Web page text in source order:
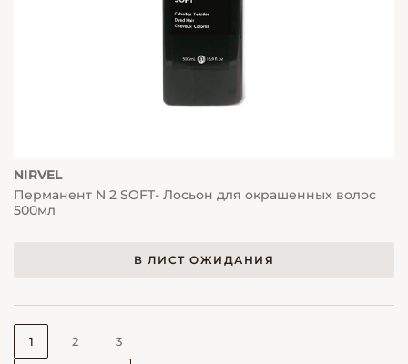
NIRVEL
Перманент N 2 SOFT- Лосьон для окрашенных волос
500мл
В ЛИСТ ОЖИДАНИЯ
1 2 3